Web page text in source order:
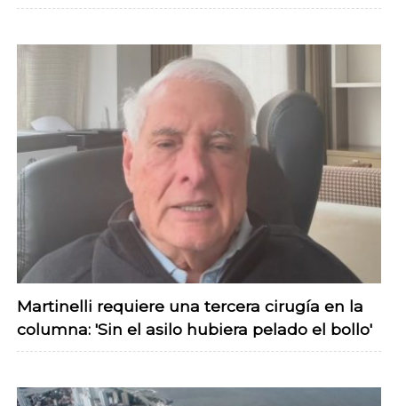
Martinelli requiere una tercera cirugía en la
columna: 'Sin el asilo hubiera pelado el bollo'